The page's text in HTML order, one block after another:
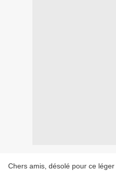
Chers amis, désolé pour ce